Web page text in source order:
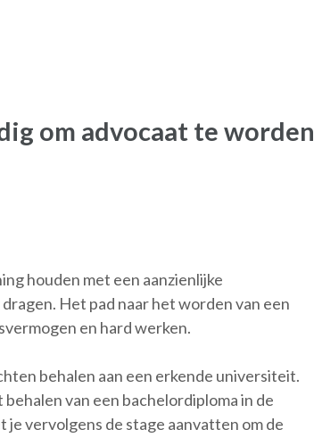
om advocaat te worden
houden met een aanzienlijke
Het pad naar het worden van een
en hard werken.
behalen aan een erkende universiteit.
van een bachelordiploma in de
vervolgens de stage aanvatten om de